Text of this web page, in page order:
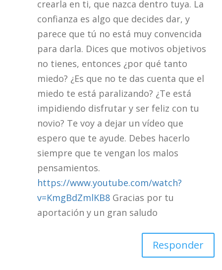
crearla en ti, que nazca dentro tuya. La
confianza es algo que decides dar, y
parece que tú no está muy convencida
para darla. Dices que motivos objetivos
no tienes, entonces ¿por qué tanto
miedo? ¿Es que no te das cuenta que el
miedo te está paralizando? ¿Te está
impidiendo disfrutar y ser feliz con tu
novio? Te voy a dejar un vídeo que
espero que te ayude. Debes hacerlo
siempre que te vengan los malos
pensamientos.
https://www.youtube.com/watch?
v=KmgBdZmlKB8 Gracias por tu
aportación y un gran saludo
Responder